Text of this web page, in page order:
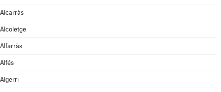
Alcarràs
Alcoletge
Alfarràs
Alfés
Algerri